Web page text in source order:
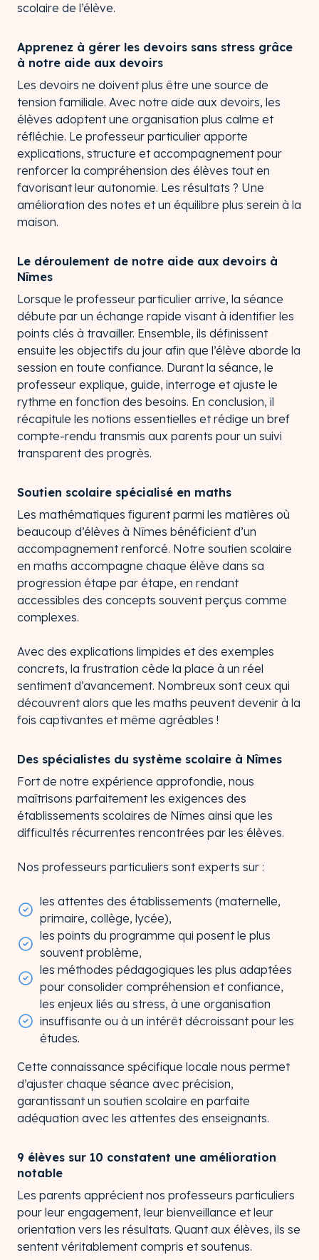
scolaire de l’élève.
Apprenez à gérer les devoirs sans stress grâce
à notre aide aux devoirs
Les devoirs ne doivent plus être une source de
tension familiale. Avec notre aide aux devoirs, les
élèves adoptent une organisation plus calme et
réfléchie. Le professeur particulier apporte
explications, structure et accompagnement pour
renforcer la compréhension des élèves tout en
favorisant leur autonomie. Les résultats ? Une
amélioration des notes et un équilibre plus serein à la
maison.
Le déroulement de notre aide aux devoirs à
Nîmes
Lorsque le professeur particulier arrive, la séance
débute par un échange rapide visant à identifier les
points clés à travailler. Ensemble, ils définissent
ensuite les objectifs du jour afin que l’élève aborde la
session en toute confiance. Durant la séance, le
professeur explique, guide, interroge et ajuste le
rythme en fonction des besoins. En conclusion, il
récapitule les notions essentielles et rédige un bref
compte-rendu transmis aux parents pour un suivi
transparent des progrès.
Soutien scolaire spécialisé en maths
Les mathématiques figurent parmi les matières où
beaucoup d’élèves à Nîmes bénéficient d’un
accompagnement renforcé. Notre soutien scolaire
en maths accompagne chaque élève dans sa
progression étape par étape, en rendant
accessibles des concepts souvent perçus comme
complexes.
Avec des explications limpides et des exemples
concrets, la frustration cède la place à un réel
sentiment d’avancement. Nombreux sont ceux qui
découvrent alors que les maths peuvent devenir à la
fois captivantes et même agréables !
Des spécialistes du système scolaire à Nîmes
Fort de notre expérience approfondie, nous
maîtrisons parfaitement les exigences des
établissements scolaires de Nîmes ainsi que les
difficultés récurrentes rencontrées par les élèves.
Nos professeurs particuliers sont experts sur :
les attentes des établissements (maternelle,
primaire, collège, lycée),
les points du programme qui posent le plus
souvent problème,
les méthodes pédagogiques les plus adaptées
pour consolider compréhension et confiance,
les enjeux liés au stress, à une organisation
insuffisante ou à un intérêt décroissant pour les
études.
Cette connaissance spécifique locale nous permet
d’ajuster chaque séance avec précision,
garantissant un soutien scolaire en parfaite
adéquation avec les attentes des enseignants.
9 élèves sur 10 constatent une amélioration
notable
Les parents apprécient nos professeurs particuliers
pour leur engagement, leur bienveillance et leur
orientation vers les résultats. Quant aux élèves, ils se
sentent véritablement compris et soutenus.